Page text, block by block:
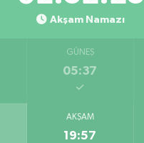
Akşam Namazı
GÜNEŞ
05:37
AKŞAM
19:57